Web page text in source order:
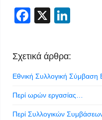
Facebook
X
Σχετικά άρθρα:
Εθνική Συλλογική
Περί ωρών εργασίας…
Περί Συλλογικών